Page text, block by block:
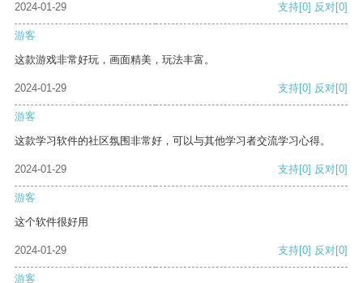
2024-01-29
支持[0] 反对[0]
游客
这款游戏非常好玩，画面精美，玩法丰富。
2024-01-29 支持[0] 反对[0]
游客
这款学习软件的社区氛围非常好，可以与其他学习者交流学习心得。
2024-01-29 支持[0] 反对[0]
游客
这个软件很好用
2024-01-29 支持[0] 反对[0]
游客